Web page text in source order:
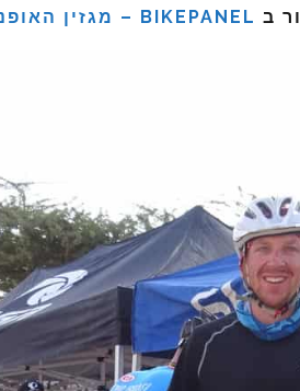
ב BIKEPANEL – מגזין האופניים שלנו